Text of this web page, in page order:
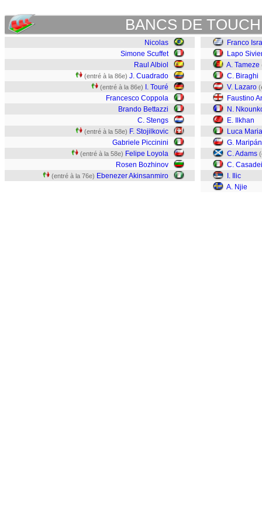
BANCS DE
Nicolas
Simone Scuffet
Raul Albiol
(entré à la 86e) J. Cuadrado
(entré à la 86e)
I. Touré
Francesco Coppola
Brando Bettazzi
C. Stengs
(entré à la 58e) F. Stojilkovic
Gabriele Piccinini
(entré à la 58e) Felipe Loyola
Rosen Bozhinov
(entré à la 76e) Ebenezer Akinsanmiro
Franco
Lapo
A. Tameze
C. Biraghi
V. Lazaro
Faustino
N.
E. Ilkhan
Luca
G. Maripán
C. Adams
C. Casadei
I. Ilic
A. Njie